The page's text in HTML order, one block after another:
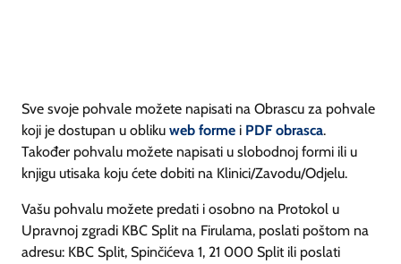
Sve svoje pohvale možete napisati na Obrascu za pohvale
koji je dostupan u obliku web forme i PDF obrasca.
Također pohvalu možete napisati u slobodnoj formi ili u
knjigu utisaka koju ćete dobiti na Klinici/Zavodu/Odjelu.
Vašu pohvalu možete predati i osobno na Protokol u
Upravnoj zgradi KBC Split na Firulama, poslati poštom na
adresu: KBC Split, Spinčićeva 1, 21 000 Split ili poslati